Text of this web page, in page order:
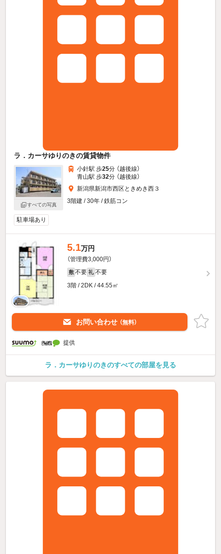
ラ．カーサゆりのきの賃貸物件
すべての写真
小針駅 歩25分 （越後線）
青山駅 歩32分 （越後線）
新潟県新潟市西区ときめき西３
3階建 / 30年 / 鉄筋コン
駐車場あり
5.1万円
（管理費3,000円）
敷 不要 礼 不要
3階 / 2DK / 44.55㎡
お問い合わせ （無料）
提供
ラ．カーサゆりのきのすべての部屋を見る